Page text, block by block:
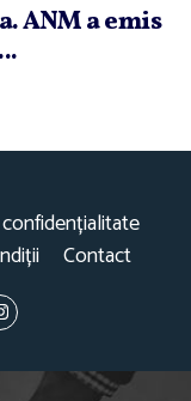
ANM a emis
Contact